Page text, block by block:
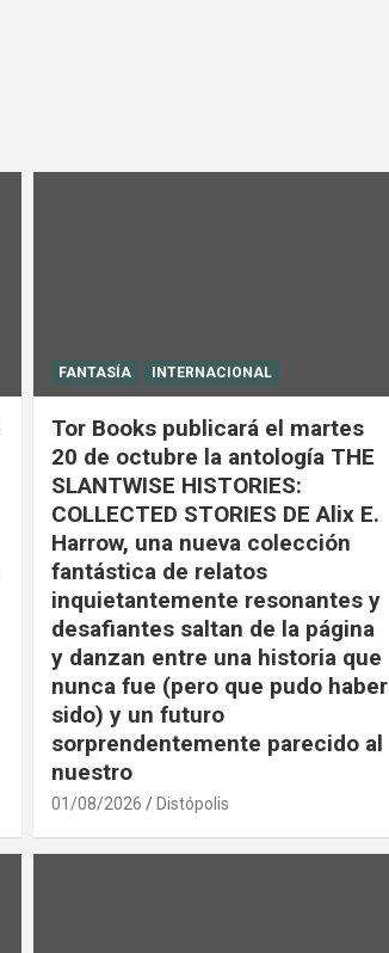
FANTASÍA INTERNACIONAL
Tor Books publicará el martes
20 de octubre la antología THE
SLANTWISE HISTORIES:
COLLECTED STORIES DE Alix E.
Harrow, una nueva colección
fantástica de relatos
inquietantemente resonantes y
desafiantes saltan de la página
y danzan entre una historia que
nunca fue (pero que pudo haber
sido) y un futuro
sorprendentemente parecido al
nuestro
01/08/2026 Distópolis